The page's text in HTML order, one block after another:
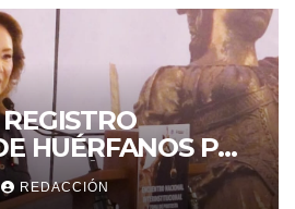
HUÉRFANOS POR
EN MÉXICO
REDACCIÓN